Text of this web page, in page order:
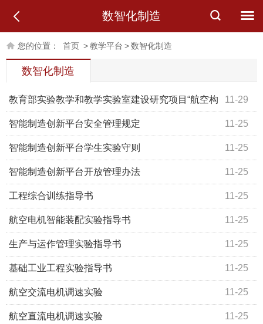
数智化制造
您的位置： 首页 >教学平台 >数智化制造
数智化制造
11-29
教育部实验教学和教学实验室建设研究项目“航空构
件数智化制造实验平台建设与实践教学研究”结题评审会在
B216顺利召开
11-25
智能制造创新平台安全管理规定
11-25
智能制造创新平台学生实验守则
11-25
智能制造创新平台开放管理办法
11-25
工程综合训练指导书
11-25
航空电机智能装配实验指导书
11-25
生产与运作管理实验指导书
11-25
基础工业工程实验指导书
11-25
航空交流电机调速实验
11-25
航空直流电机调速实验